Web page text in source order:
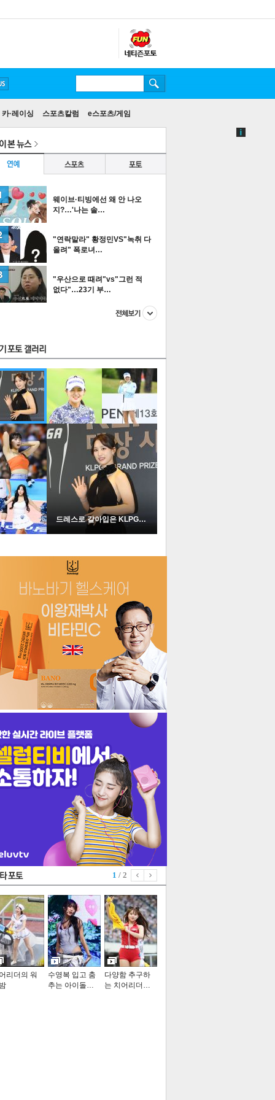
카·레이싱 스포츠칼럼 e스포츠/게임
본 뉴스
스포츠 포토
웨이브·티빙에선 왜 안 나오
지?…'나는 솔…
"연락말라" 황정민VS"녹취 다
올려" 폭로녀…
"우산으로 때려"vs"그런 적
없다"…23기 부…
더보기
포토
드레스로 갈아입은 KLPGA …
1 / 2
리더의 워
수영복 입고 춤
추는 아이돌…
다양함 추구하
는 치어리더…